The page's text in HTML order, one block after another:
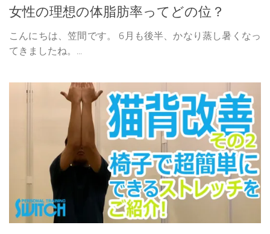
女性の理想の体脂肪率ってどの位？
こんにちは、笠間です。 6月も後半、かなり蒸し暑くなっ
てきましたね。...